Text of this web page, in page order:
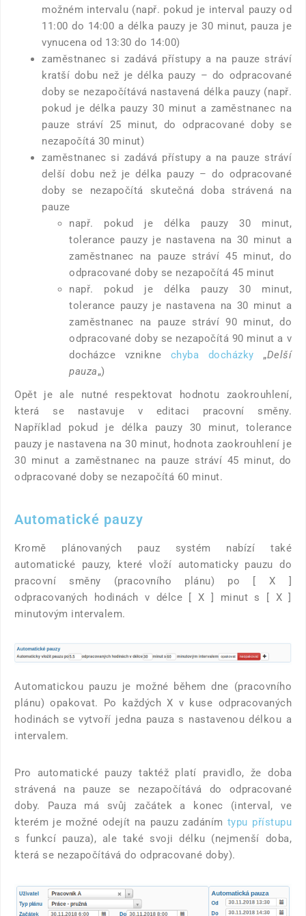
možném intervalu (např. pokud je interval pauzy od
11:00 do 14:00 a délka pauzy je 30 minut, pauza je
vynucena od 13:30 do 14:00)
zaměstnanec si zadává přístupy a na pauze stráví
kratší dobu než je délka pauzy – do odpracované
doby se nezapočítává nastavená délka pauzy (např.
pokud je délka pauzy 30 minut a zaměstnanec na
pauze stráví 25 minut, do odpracované doby se
nezapočítá 30 minut)
zaměstnanec si zadává přístupy a na pauze stráví
delší dobu než je délka pauzy – do odpracované
doby se nezapočítá skutečná doba strávená na
pauze
např. pokud je délka pauzy 30 minut,
tolerance pauzy je nastavena na 30 minut a
zaměstnanec na pauze stráví 45 minut, do
odpracované doby se nezapočítá 45 minut
např. pokud je délka pauzy 30 minut,
tolerance pauzy je nastavena na 30 minut a
zaměstnanec na pauze stráví 90 minut, do
odpracované doby se nezapočítá 90 minut a v
docházce vznikne chyba docházky „Delší
pauza„)
Opět je ale nutné respektovat hodnotu zaokrouhlení,
která se nastavuje v editaci pracovní směny.
Například pokud je délka pauzy 30 minut, tolerance
pauzy je nastavena na 30 minut, hodnota zaokrouhlení je
30 minut a zaměstnanec na pauze stráví 45 minut, do
odpracované doby se nezapočítá 60 minut.
Automatické pauzy
Kromě plánovaných pauz systém nabízí také
automatické pauzy, které vloží automaticky pauzu do
pracovní směny (pracovního plánu) po [ X ]
odpracovaných hodinách v délce [ X ] minut s [ X ]
minutovým intervalem.
Automatickou pauzu je možné během dne (pracovního
plánu) opakovat. Po každých X v kuse odpracovaných
hodinách se vytvoří jedna pauza s nastavenou délkou a
intervalem.
Pro automatické pauzy taktéž platí pravidlo, že doba
strávená na pauze se nezapočítává do odpracované
doby. Pauza má svůj začátek a konec (interval, ve
kterém je možné odejít na pauzu zadáním typu přístupu
s funkcí pauza), ale také svoji délku (nejmenší doba,
která se nezapočítává do odpracované doby).